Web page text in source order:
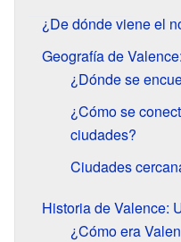
¿De dónde viene el
Geografía de
¿Dónde se
¿Cómo se
ciudades?
Ciudades
Historia de Valence:
¿Cómo era